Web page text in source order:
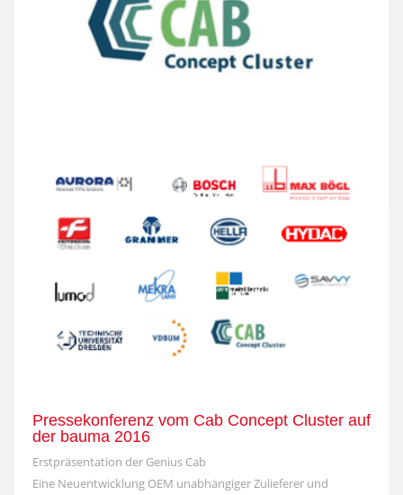
Pressekonferenz vom Cab Concept Cluster auf
der bauma 2016
Erstpräsentation der Genius Cab
Eine Neuentwicklung OEM unabhängiger Zulieferer und